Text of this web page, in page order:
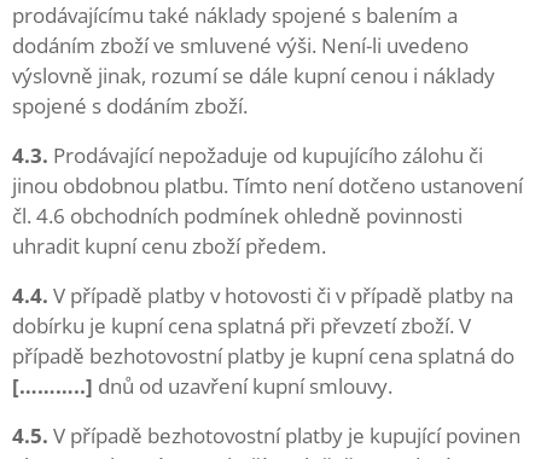
prodávajícímu také náklady spojené s balením a
dodáním zboží ve smluvené výši. Není-li uvedeno
výslovně jinak, rozumí se dále kupní cenou i náklady
spojené s dodáním zboží.
4.3. Prodávající nepožaduje od kupujícího zálohu či
jinou obdobnou platbu. Tímto není dotčeno ustanovení
čl. 4.6 obchodních podmínek ohledně povinnosti
uhradit kupní cenu zboží předem.
4.4. V případě platby v hotovosti či v případě platby na
dobírku je kupní cena splatná při převzetí zboží. V
případě bezhotovostní platby je kupní cena splatná do
[………..] dnů od uzavření kupní smlouvy.
4.5. V případě bezhotovostní platby je kupující povinen